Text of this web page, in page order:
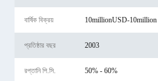
বার্ষিক বিক্রয় 10millionUSD-10million
প্রতিষ্ঠার বছর 2003
রপ্তানি পি.সি. 50% - 60%